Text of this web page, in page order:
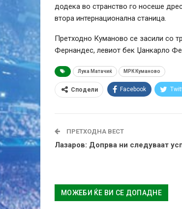
додека во странство го носеше
втора интернационална станица.
Претходно Куманово се засили со
Фернандес, левиот бек Џанкарло
Лука Матачиќ МРК Куманово
Сподели Facebook
ПРЕТХОДНА ВЕСТ
Лазаров: Допрва ни следуваат
МОЖЕБИ ЌЕ ВИ СЕ ДОПАДНЕ